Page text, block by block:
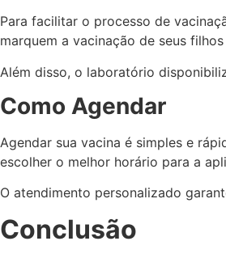
Para facilitar o processo de
marquem a vacinação de seus
Além disso, o laboratório
Como Agendar
Agendar sua vacina é simples e
escolher o melhor horário para a
O atendimento personalizado
Conclusão